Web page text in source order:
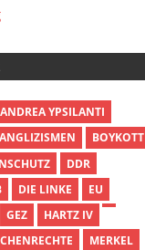
ANDREA YPSILANTI
ANGLIZISMEN
BOYKOTT
DDR
DIE LINKE
EU
GEZ
HARTZ IV
MERKEL